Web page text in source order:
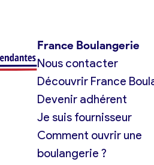
France Boulangerie
Nous contacter
Découvrir France
Devenir adhérent
Je suis fournisseur
Comment ouvrir une
boulangerie ?